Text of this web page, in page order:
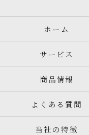
ホーム
サービス
商品情報
よくある質問
当社の特徴